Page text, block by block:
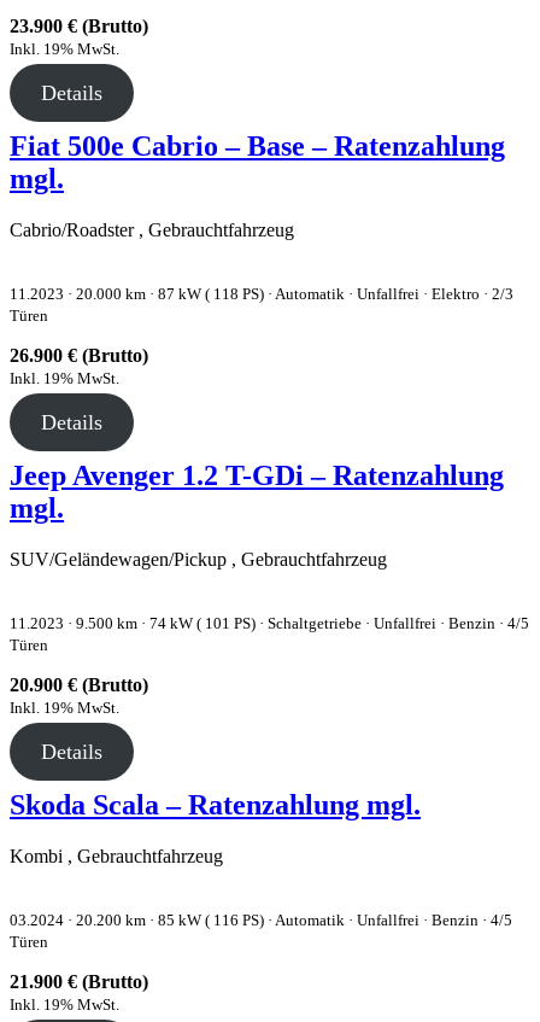
23.900 € (Brutto)
Inkl. 19% MwSt.
Details
Fiat 500e Cabrio – Base – Ratenzahlung
mgl.
Cabrio/Roadster , Gebrauchtfahrzeug
11.2023 · 20.000 km · 87 kW ( 118 PS) · Automatik · Unfallfrei · Elektro · 2/3
Türen
26.900 € (Brutto)
Inkl. 19% MwSt.
Details
Jeep Avenger 1.2 T-GDi – Ratenzahlung
mgl.
SUV/Geländewagen/Pickup , Gebrauchtfahrzeug
11.2023 · 9.500 km · 74 kW ( 101 PS) · Schaltgetriebe · Unfallfrei · Benzin · 4/5
Türen
20.900 € (Brutto)
Inkl. 19% MwSt.
Details
Skoda Scala – Ratenzahlung mgl.
Kombi , Gebrauchtfahrzeug
03.2024 · 20.200 km · 85 kW ( 116 PS) · Automatik · Unfallfrei · Benzin · 4/5
Türen
21.900 € (Brutto)
Inkl. 19% MwSt.